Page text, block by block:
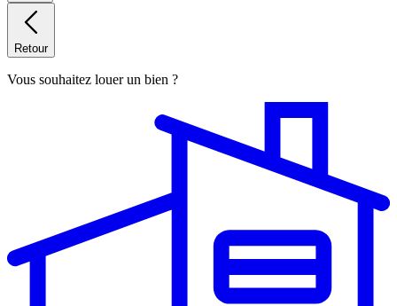
Retour
Vous souhaitez louer un bien ?